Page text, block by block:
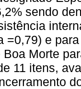
sendo
=0,79) e
Morte
11 itens,